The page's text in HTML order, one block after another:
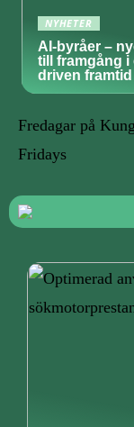
NYHETER
AI-byråer –
till framgång i
driven framtid
Fredagar på
Fridays